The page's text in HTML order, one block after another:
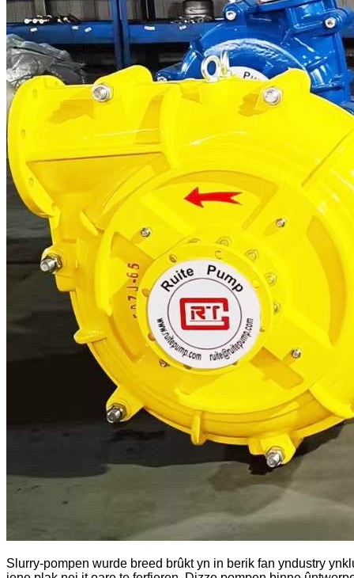
Slurry-pompen wurde breed brûkt yn in berik fan yndustry